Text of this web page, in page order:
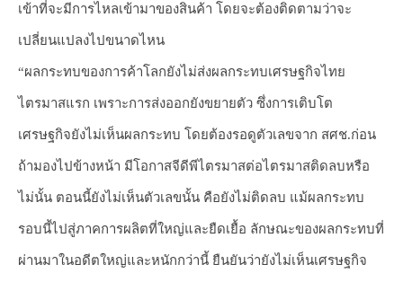
เข้าที่จะมีการไหลเข้ามาของสินค้า โดยจะต้องติดตามว่าจะ
เปลี่ยนแปลงไปขนาดไหน
“ผลกระทบของการค้าโลกยังไม่ส่งผลกระทบเศรษฐกิจไทย
ไตรมาสแรก เพราะการส่งออกยังขยายตัว ซึ่งการเติบโต
เศรษฐกิจยังไม่เห็นผลกระทบ โดยต้องรอดูตัวเลขจาก สศช.ก่อน
ถ้ามองไปข้างหน้า มีโอกาสจีดีพีไตรมาสต่อไตรมาสติดลบหรือ
ไม่นั้น ตอนนี้ยังไม่เห็นตัวเลขนั้น คือยังไม่ติดลบ แม้ผลกระทบ
รอบนี้ไปสู่ภาคการผลิตที่ใหญ่และยืดเยื้อ ลักษณะของผลกระทบที่
ผ่านมาในอดีตใหญ่และหนักกว่านี้ ยืนยันว่ายังไม่เห็นเศรษฐกิจ